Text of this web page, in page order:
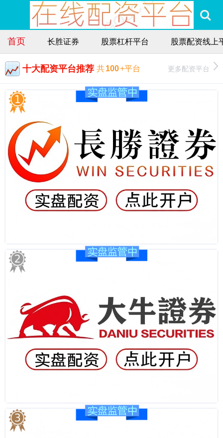
首页 长胜证券 股票杠杆平台 股票配资线上
十大配资平台推荐 共100+平台 更多配资平台